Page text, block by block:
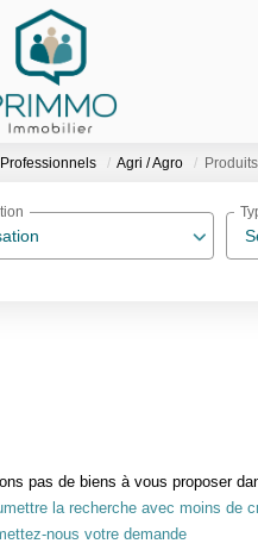
Professionnels Agri / Agro
pas de biens à vous proposer
la recherche avec moins de
nous votre demande